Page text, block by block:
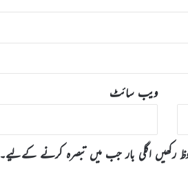
ویب‌ سائٹ
رکھیں اگلی بار جب میں تبصرہ کرنے کےلیے۔